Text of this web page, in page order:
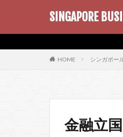
SINGAPORE
HOME シンガポー
金融立